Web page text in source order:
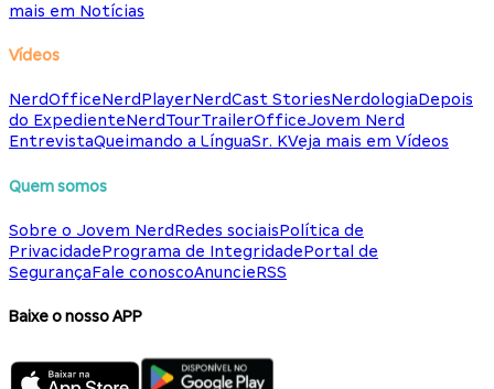
mais em Notícias
Vídeos
NerdOfficeNerdPlayerNerdCast StoriesNerdologiaDepois
do ExpedienteNerdTourTrailerOfficeJovem Nerd
EntrevistaQueimando a LínguaSr. KVeja mais em Vídeos
Quem somos
Sobre o Jovem NerdRedes sociaisPolítica de
PrivacidadePrograma de IntegridadePortal de
SegurançaFale conoscoAnuncieRSS
Baixe o nosso APP